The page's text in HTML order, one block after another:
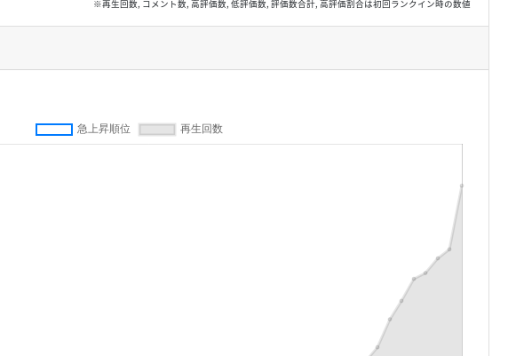
※再生回数, コメント数, 高評価数, 低評価数, 評価数合計, 高評価割合は初回ランクイン時の数値